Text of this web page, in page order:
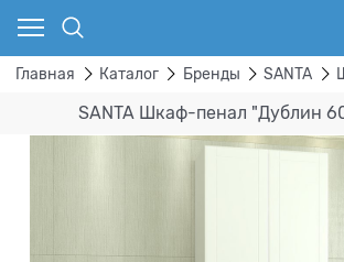
Главная Каталог Бренды SANTA
SANTA Шкаф-пенал "Дублин